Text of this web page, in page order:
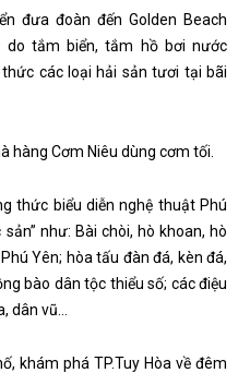
đưa đoàn đến Golden Beach
tắm biển, tắm hồ bơi nước
các loại hải sản tươi tại bãi
hàng Cơm Niêu dùng cơm tối.
thức biểu diễn nghệ thuật Phú
như: Bài chòi, hò khoan, hò
Yên; hòa tấu đàn đá, kèn đá,
bào dân tộc thiểu số; các điệu
dân vũ…
khám phá TP.Tuy Hòa về đêm